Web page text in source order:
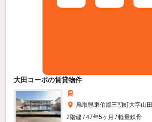
大田コーポの賃貸物件
鳥取県東伯郡三朝町大字山田
2階建 / 47年5ヶ月 / 軽量鉄骨